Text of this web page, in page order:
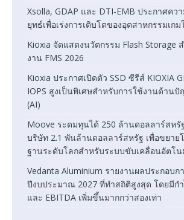
Xsolla, GDAP และ DTI-EMB ประกาศคว
ยุทธ์เพื่อเร่งการเติบโตของอุตสาหกรรมเก
Kioxia จัดแสดงนวัตกรรม Flash Storage
งาน FMS 2026
Kioxia ประกาศเปิดตัว SSD ซีรีส์ KIOXIA
IOPS สูงเป็นพิเศษสำหรับการใช้งานด้าน
(AI)
Moove ระดมทุนได้ 250 ล้านดอลลาร์สหรั
บริษัท 2.1 พันล้านดอลลาร์สหรัฐ เพื่อขยาย
ฐานระดับโลกสำหรับระบบขับเคลื่อนอัตโ
Vedanta Aluminium รายงานผลประกอบก
ปีงบประมาณ 2027 ที่ทำสถิติสูงสุด โดยมีก
และ EBITDA เพิ่มขึ้นมากกว่าสองเท่า